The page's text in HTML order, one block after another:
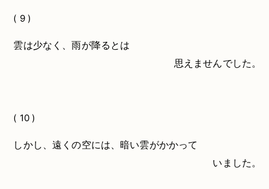
( 9 )
雲は少なく、雨が降るとは
思えませんでした。
( 10 )
しかし、遠くの空には、暗い雲がかかって
いました。